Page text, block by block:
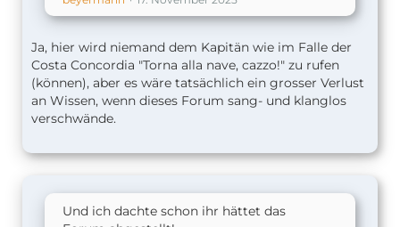
Ja, hier wird niemand dem Kapitän wie im Falle der
Costa Concordia "Torna alla nave, cazzo!" zu rufen
(können), aber es wäre tatsächlich ein grosser Verlust
an Wissen, wenn dieses Forum sang- und klanglos
verschwände.
Und ich dachte schon ihr hättet das